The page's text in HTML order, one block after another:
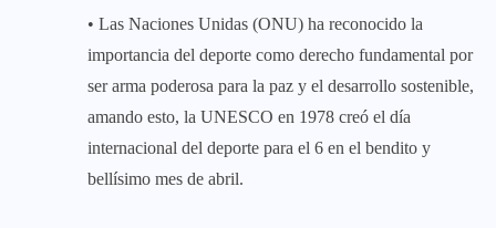
• Las Naciones Unidas (ONU) ha reconocido la
importancia del deporte como derecho fundamental por
ser arma poderosa para la paz y el desarrollo sostenible,
amando esto, la UNESCO en 1978 creó el día
internacional del deporte para el 6 en el bendito y
bellísimo mes de abril.